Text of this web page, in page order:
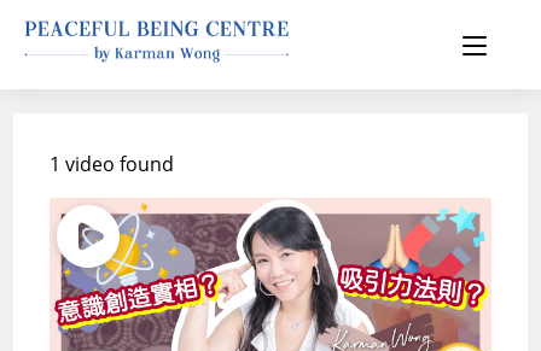
1 video found